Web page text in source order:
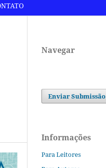
Navegar
Enviar Submissão
Informações
Para Leitores